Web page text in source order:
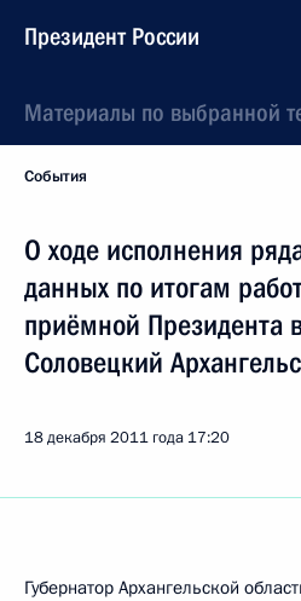
Президент России
Материалы по выбранной
События
О ходе исполнения
данных по итогам
приёмной Президента
Соловецкий
18 декабря 2011 года 17:20
Губернатор Архангельской